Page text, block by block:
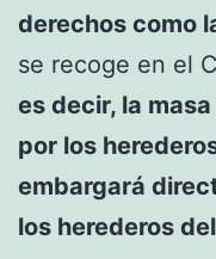
derechos como
se recoge en el
es decir, la
por los
embargará
los herederos